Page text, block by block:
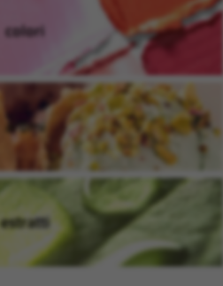
colori(si apre in una nuova
aromi
(si apre in una nuova
estratti(si apre in una nuova